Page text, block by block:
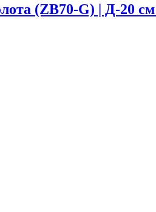
(ZB70-G) | Д-20